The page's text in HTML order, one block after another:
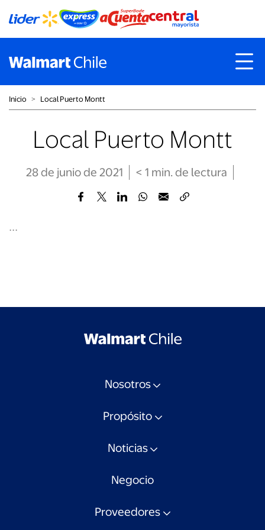
Inicio ˃ Local Puerto Montt
Local Puerto Montt
28 de junio de 2021 < 1 min. de lectura
...
Nosotros
Propósito
Noticias
Negocio
Proveedores